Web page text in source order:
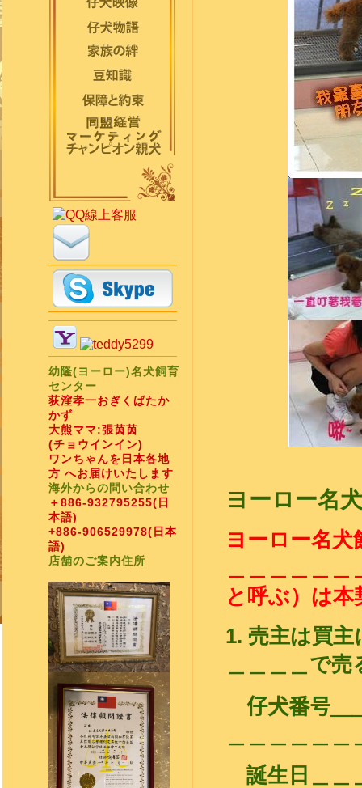
幼隆(ヨーロー)名犬飼育
センター
荻漥孝一おぎくばたか
かず
大熊ママ:張茵茵
(チョウインイン)
ワンちゃんを日本各地
方 へお届けいたします
海外からの問い合わせ
＋886-932795255(日
本語)
+886-906529978(日本
語)
店舗のご案内住所
ヨーロー名
ヨーロー名
と呼ぶ）は
1. 売主は買主
＿＿＿＿で売
仔犬番号＿
誕生日＿＿